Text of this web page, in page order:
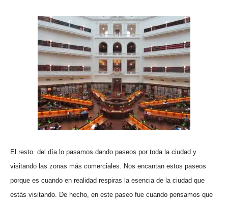
El resto del día lo pasamos dando paseos por toda la ciudad y
visitando las zonas más comerciales. Nos encantan estos paseos
porque es cuando en realidad respiras la esencia de la ciudad que
estás visitando. De hecho, en este paseo fue cuando pensamos que